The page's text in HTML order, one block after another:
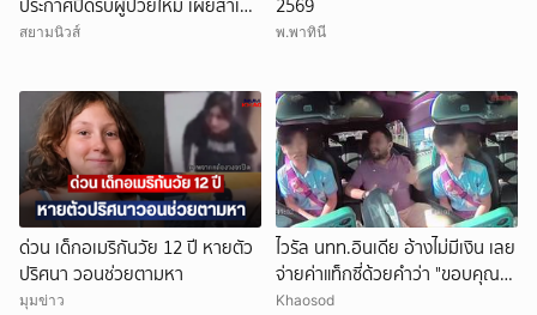
ประกาศปิดรับผู้ป่วยใหม่ เผยสาเหตุ
สุดสะเทือนใจ
สยามนิวส์
2569
พ.พาทินี
ด่วน เด็กอเมริกันวัย 12 ปี หายตัว
ปริศนา วอนช่วยตามหา
มุมข่าว
ไวรัล นทท.อินเดีย อ้างไม่มีเงิน เลย
จ่ายค่าแท็กซี่ด้วยคำว่า "ขอบคุณ"
คนขับอึ้ง แห่วิจารณ์
Khaosod